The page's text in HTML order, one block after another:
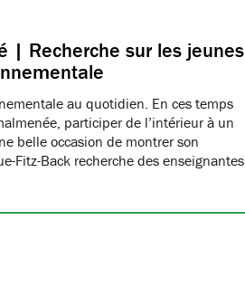
| Recherche sur les jeunes
au quotidien. En ces temps
participer de l’intérieur à un
belle occasion de montrer son
Fitz-Back recherche des enseignantes